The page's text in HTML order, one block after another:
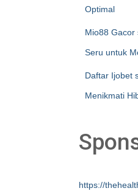
Optimal
Mio88 Gacor
Seru untuk
Daftar Ijobet
Menikmati
https://